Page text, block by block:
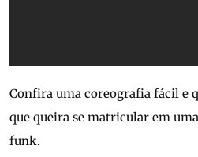
Confira uma coreografia fácil e
que queira se matricular em
funk.